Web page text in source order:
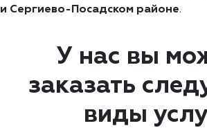
и Сергиево-Посадском районе.
У нас вы
заказать
виды